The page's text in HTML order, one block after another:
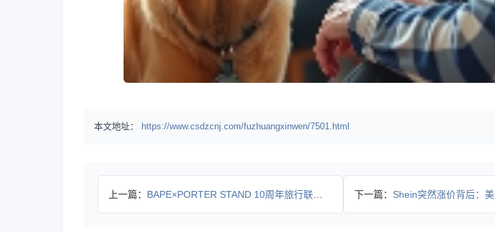
本文地址： https://www.csdzcnj.com/fuzhuangxinwen/7501.html
上一篇： BAPE×PORTER STAND 10周年旅行联名系列曝光 下一篇： Shein突然涨价背后：美国关税